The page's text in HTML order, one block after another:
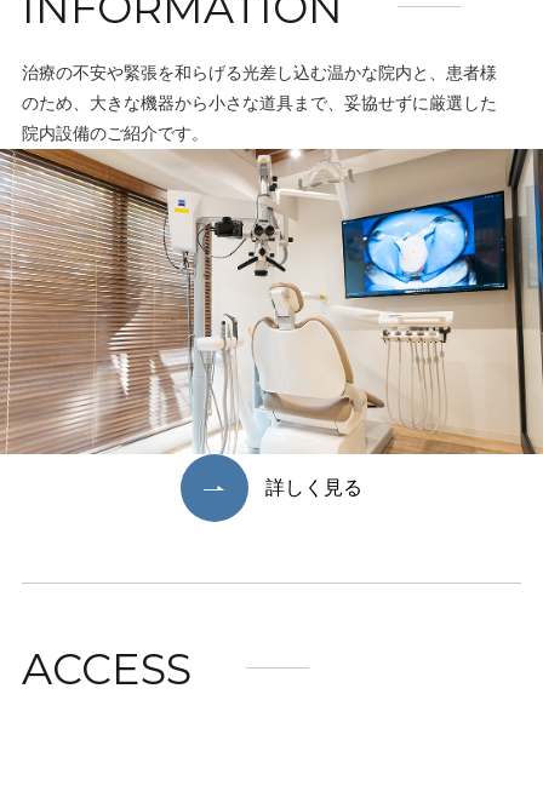
治療の不安や緊張を和らげる光差し込む温かな院内と、患者様
のため、大きな機器から小さな道具まで、妥協せずに厳選した
院内設備のご紹介です。
詳しく見る
ACCESS